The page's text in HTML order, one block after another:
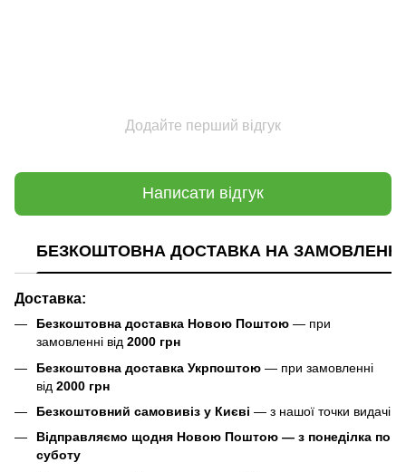
Додайте перший відгук
Написати відгук
БЕЗКОШТОВНА ДОСТАВКА НА ЗАМОВЛЕННЯ
Доставка:
Безкоштовна доставка Новою Поштою — при
замовленні від 2000 грн
Безкоштовна доставка Укрпоштою — при замовленні
від 2000 грн
Безкоштовний самовивіз у Києві — з нашої точки видачі
Відправляємо щодня Новою Поштою — з понеділка по
суботу